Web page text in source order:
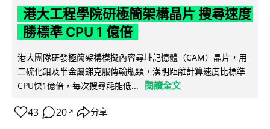
港大工程學院研極簡架構晶片 搜尋速度
勝標準 CPU 1 億倍
港大團隊研發極簡架構模擬內容尋址記憶體（CAM）晶片，用
二硫化鉬及半金屬銻克服傳輸瓶頸，漢明距離計算速度比標準
CPU快1億倍，每次搜尋耗能低...
閱讀全文
43 20 ↗ 分享